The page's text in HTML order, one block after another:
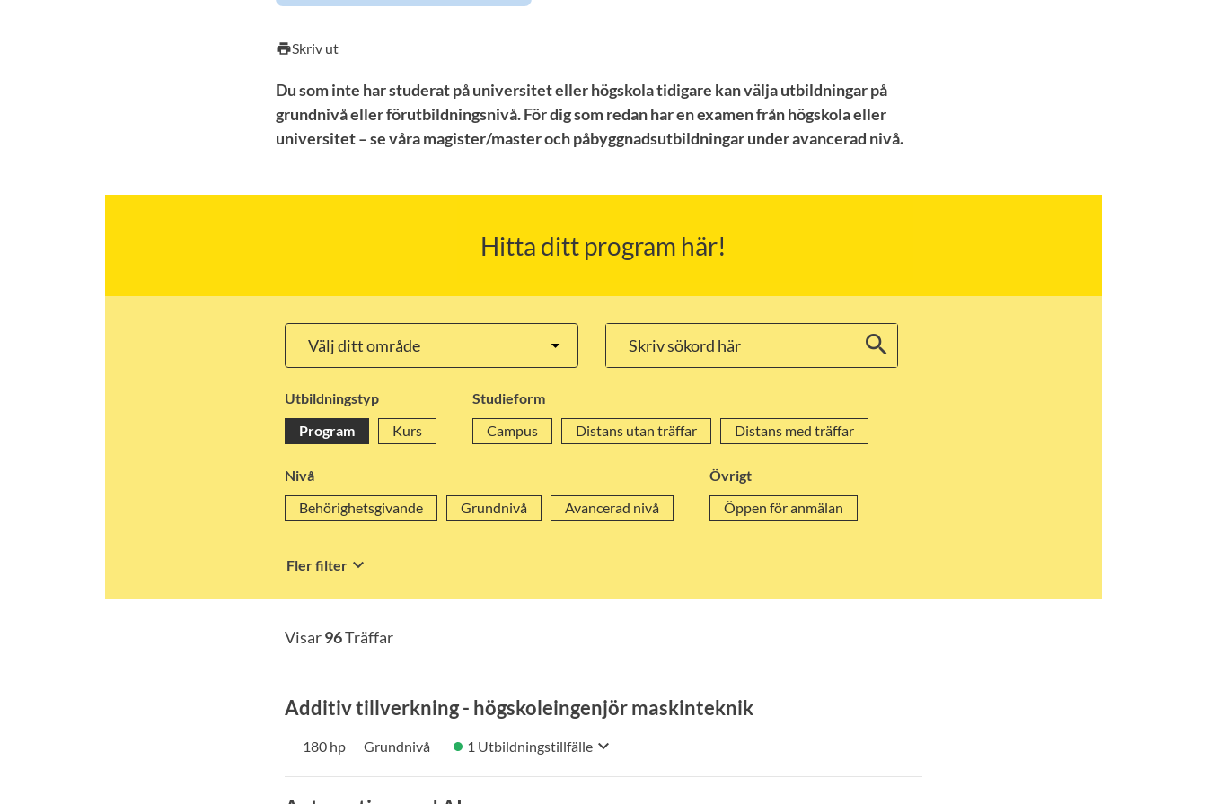
printSkriv ut
Du som inte har studerat på universitet eller högskola tidigare kan välja utbildningar på
grundnivå eller förutbildningsnivå. För dig som redan har en examen från högskola eller
universitet – se våra magister/master och påbyggnadsutbildningar under avancerad nivå.
Hitta ditt program här!
search
Utbildningstyp
Program
Kurs
Studieform
Campus
Distans utan träffar Distans med träffar
Nivå
Behörighetsgivande
Grundnivå Avancerad nivå
Övrigt
Öppen för anmälan
Fler filterkeyboard_arrow_down
Visar96Träffar
Additiv tillverkning - högskoleingenjör maskinteknik
180 hp Grundnivå 1 Utbildningstillfällekeyboard_arrow_down